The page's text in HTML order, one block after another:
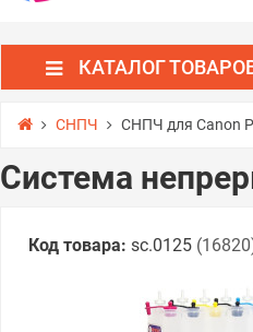
КАТАЛОГ
СНПЧ СНПЧ для Canon
Система
Код товара: sc.0125